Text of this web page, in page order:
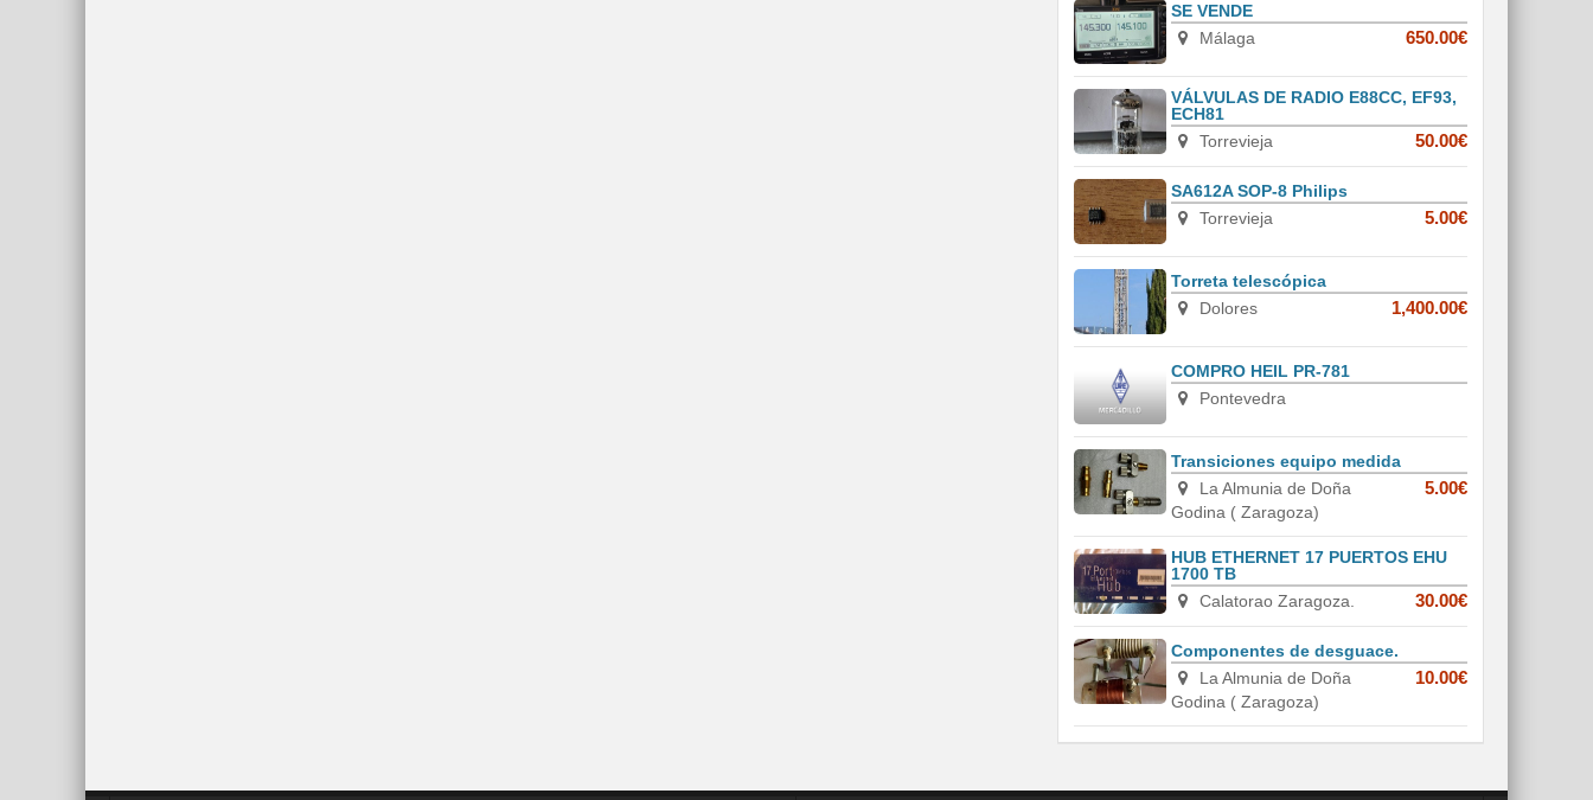
SE VENDE
Málaga
650.00€
VÁLVULAS DE RADIO E88CC, EF93,
ECH81
Torrevieja
50.00€
SA612A SOP-8 Philips
Torrevieja
5.00€
Torreta telescópica
Dolores
1,400.00€
COMPRO HEIL PR-781
Pontevedra
Transiciones equipo medida
La Almunia de Doña
Godina ( Zaragoza)
5.00€
HUB ETHERNET 17 PUERTOS EHU
1700 TB
Calatorao Zaragoza.
30.00€
Componentes de desguace.
La Almunia de Doña
Godina ( Zaragoza)
10.00€